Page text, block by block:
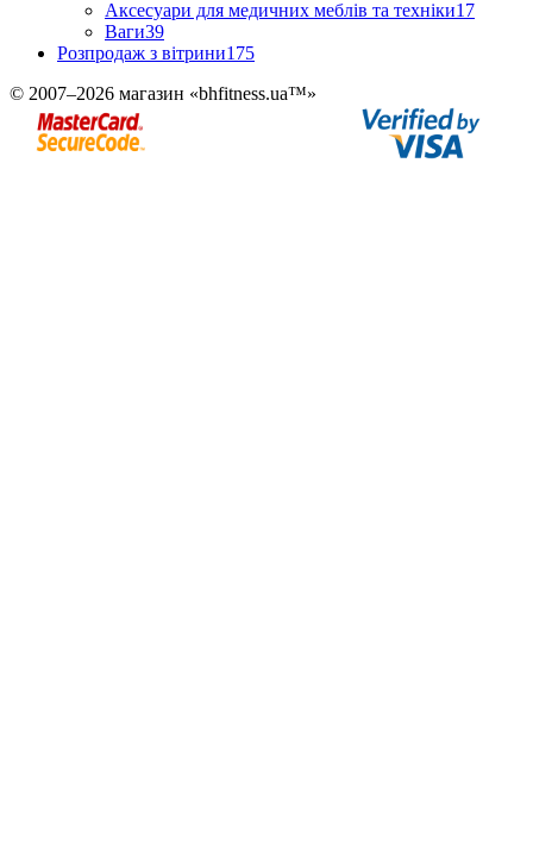
Аксесуари для медичних меблів та техніки17
Ваги39
Розпродаж з вітрини175
© 2007–2026 магазин «bhfitness.ua™»